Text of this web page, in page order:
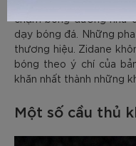
chạm bóng dường như
dạy bóng đá. Những
thương hiệu. Zidane
bóng theo ý chí của
khăn nhất thành những
Một số cầu thủ